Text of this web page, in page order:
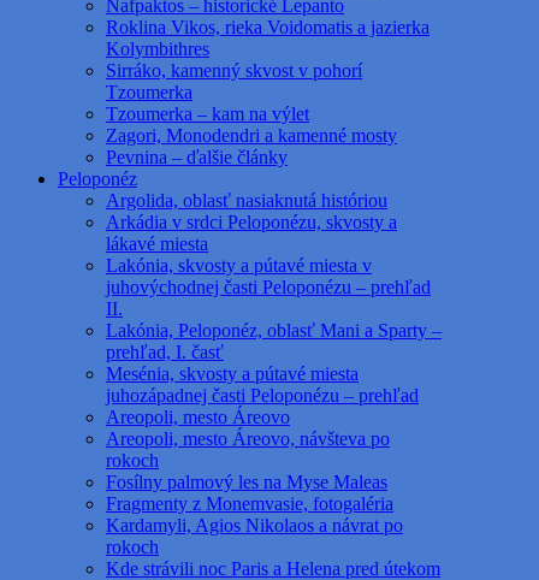
Nafpaktos – historické Lepanto
Roklina Vikos, rieka Voidomatis a jazierka
Kolymbithres
Sirráko, kamenný skvost v pohorí
Tzoumerka
Tzoumerka – kam na výlet
Zagori, Monodendri a kamenné mosty
Pevnina – ďalšie články
Peloponéz
Argolida, oblasť nasiaknutá históriou
Arkádia v srdci Peloponézu, skvosty a
lákavé miesta
Lakónia, skvosty a pútavé miesta v
juhovýchodnej časti Peloponézu – prehľad
II.
Lakónia, Peloponéz, oblasť Mani a Sparty –
prehľad, I. časť
Mesénia, skvosty a pútavé miesta
juhozápadnej časti Peloponézu – prehľad
Areopoli, mesto Áreovo
Areopoli, mesto Áreovo, návšteva po
rokoch
Fosílny palmový les na Myse Maleas
Fragmenty z Monemvasie, fotogaléria
Kardamyli, Agios Nikolaos a návrat po
rokoch
Kde strávili noc Paris a Helena pred útekom